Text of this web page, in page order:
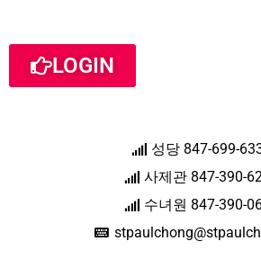
LOGIN
성당 847-699-
사제관 847-390-
수녀원 847-390-